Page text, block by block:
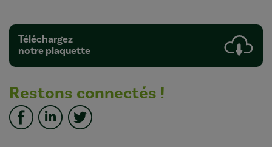
Téléchargez
notre plaquette
Restons connectés !